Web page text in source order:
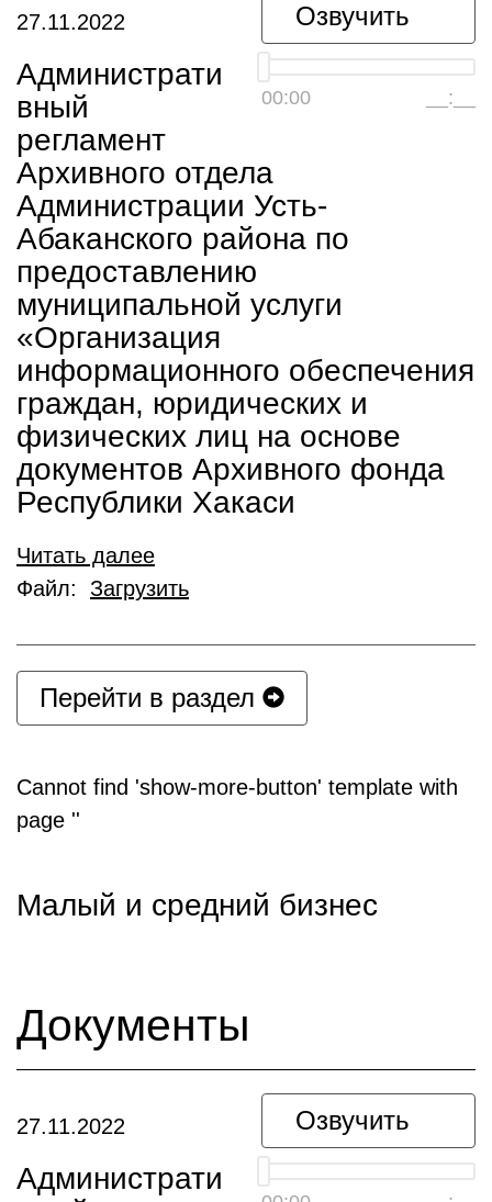
Озвучить
00:00 __:__
27.11.2022
Администрати
вный
регламент
Архивного отдела
Администрации Усть-
Абаканского района по
предоставлению
муниципальной услуги
«Организация
информационного обеспечения
граждан, юридических и
физических лиц на основе
документов Архивного фонда
Республики Хакаси
Читать далее
Файл: Загрузить
Перейти в раздел
Cannot find 'show-more-button' template with
page ''
Малый и средний бизнес
Документы
Озвучить
27.11.2022
Администрати